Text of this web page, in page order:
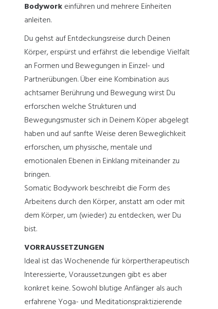
Bodyworkeinführen und mehrere Einheiten
anleiten.
Du gehst auf Entdeckungsreise durch Deinen
Körper, erspürst und erfährst die lebendige Vielfalt
an Formen und Bewegungen in Einzel- und
Partnerübungen. Über eine Kombination aus
achtsamer Berührung und Bewegung wirst Du
erforschen welche Strukturen und
Bewegungsmuster sich in Deinem Köper abgelegt
haben und auf sanfte Weise deren Beweglichkeit
erforschen, um physische, mentale und
emotionalen Ebenen in Einklang miteinander zu
bringen.
Somatic Bodywork beschreibt die Form des
Arbeitens durch den Körper, anstatt am oder mit
dem Körper, um (wieder) zu entdecken, wer Du
bist.
VORRAUSSETZUNGEN
Ideal ist das Wochenende für körpertherapeutisch
Interessierte, Voraussetzungen gibt es aber
konkret keine. Sowohl blutige Anfänger als auch
erfahrene Yoga- und Meditationspraktizierende